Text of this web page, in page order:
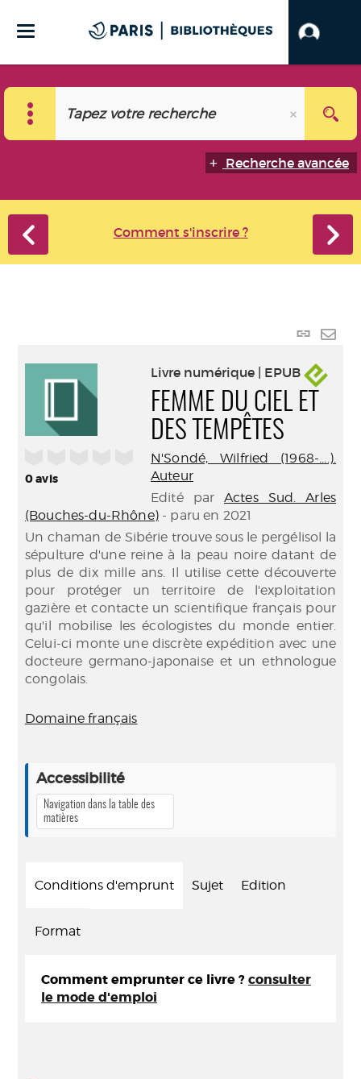
Recherche avancée
Comment s'inscrire ?
Lien
0avis
Livre numérique | EPUB
FEMME DU CIEL ET
DES TEMPÊTES
N'Sondé, Wilfried (1968-....).
Auteur
Edité parActes Sud. Arles
(Bouches-du-Rhône)- paru en 2021
Un chaman de Sibérie trouve sous le pergélisol la
sépulture d'une reine à la peau noire datant de
plus de dix mille ans. Il utilise cette découverte
pour protéger un territoire de l'exploitation
gazière et contacte un scientifique français pour
qu'il mobilise les écologistes du monde entier.
Celui-ci monte une discrète expédition avec une
docteure germano-japonaise et un ethnologue
congolais.
Domaine français
Accessibilité
Navigation dans la table des
matières
Conditions d'emprunt Sujet Edition
Format
Comment emprunter ce livre ? consulter
le mode d'emploi